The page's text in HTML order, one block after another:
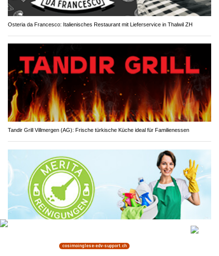
Osteria da Francesco: Italienisches Restaurant mit Lieferservice in Thalwil ZH
Tandir Grill Villmergen (AG): Frische türkische Küche ideal für Familienessen